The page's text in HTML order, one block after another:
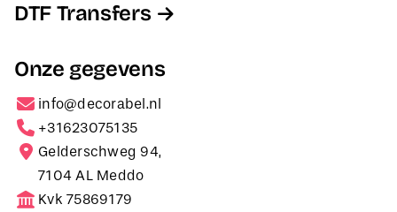
DTF Transfers
Onze gegevens
info@decorabel.nl
+31623075135
Gelderschweg 94,
7104 AL Meddo
Kvk 75869179